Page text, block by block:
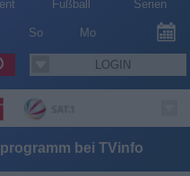
Fußball Serien
So Mo
LOGIN
bei TVinfo